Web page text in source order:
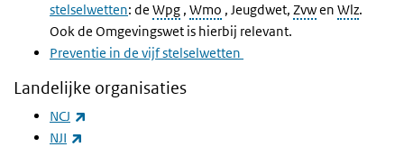
stelselwetten: de Wpg , Wmo , Jeugdwet, Zvwen Wlz.
Ook de Omgevingswet is hierbij relevant.
Preventie in de vijf stelselwetten
Landelijke organisaties
NCJ
NJI